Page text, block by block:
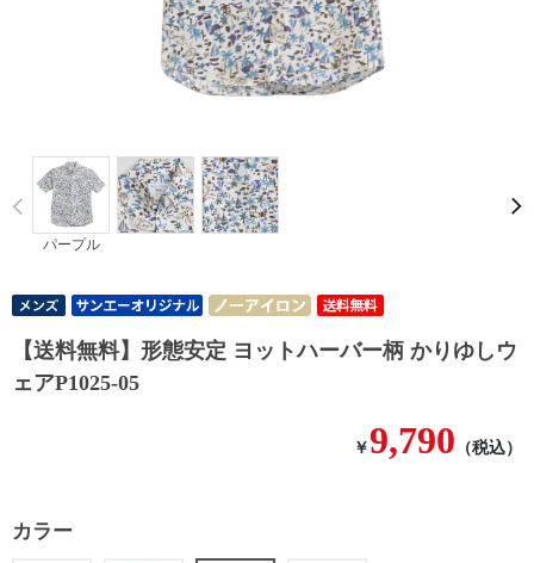
パープル
Prev
【送料無料】形態安定 ヨットハーバー柄 かりゆしウ
ェアP1025-05
￥9,790 （税込）
カラー